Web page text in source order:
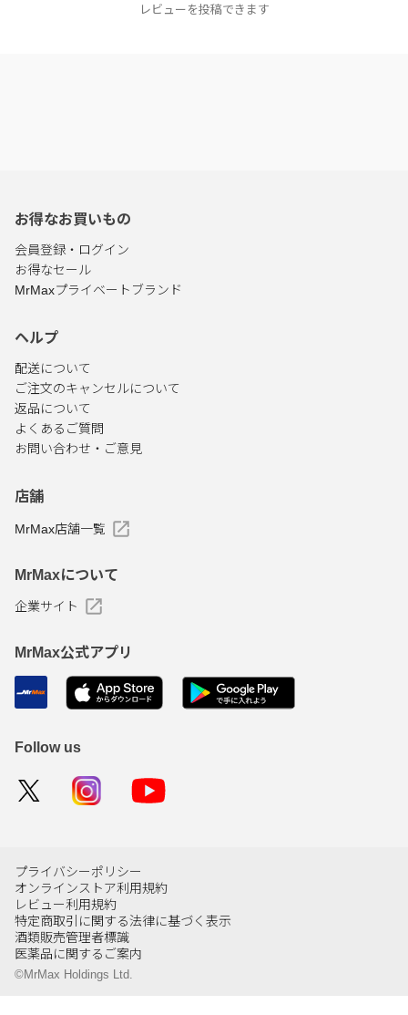
レビューを投稿できます
お得なお買いもの
会員登録・ログイン
お得なセール
MrMaxプライベートブランド
ヘルプ
配送について
ご注文のキャンセルについて
返品について
よくあるご質問
お問い合わせ・ご意見
店舗
MrMax店舗一覧
MrMaxについて
企業サイト
MrMax公式アプリ
Follow us
プライバシーポリシー
オンラインストア利用規約
レビュー利用規約
特定商取引に関する法律に基づく表示
酒類販売管理者標識
医薬品に関するご案内
©MrMax Holdings Ltd.